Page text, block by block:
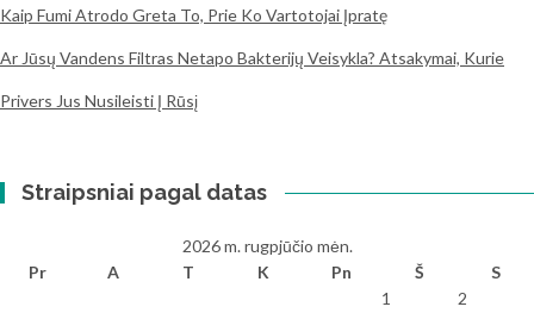
Kaip Fumi Atrodo Greta To, Prie Ko Vartotojai Įpratę
Ar Jūsų Vandens Filtras Netapo Bakterijų Veisykla? Atsakymai, Kurie
Privers Jus Nusileisti Į Rūsį
Straipsniai pagal datas
2026 m. rugpjūčio mėn.
Pr
A T K Pn Š
S
1
2